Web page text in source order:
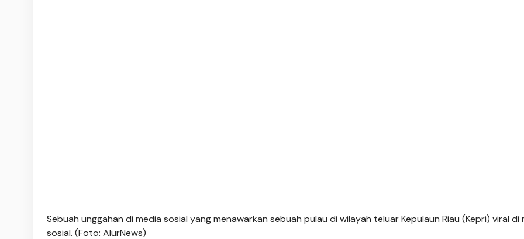
Sebuah unggahan di media sosial yang menawarkan sebuah pulau di wilayah teluar Kepulaun Riau (Kepri) viral di
sosial. (Foto: AlurNews)